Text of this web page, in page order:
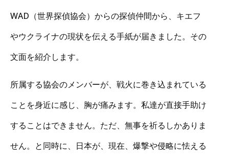
WAD（世界探偵協会）からの探偵仲間から、キエフ
やウクライナの現状を伝える手紙が届きました。その
文面を紹介します。
所属する協会のメンバーが、戦火に巻き込まれている
ことを身近に感じ、胸が痛みます。私達が直接手助け
することはできません。ただ、無事を祈るしかありま
せん。と同時に、日本が、現在、爆撃や侵略に怯える